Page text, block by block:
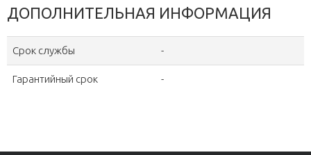
ДОПОЛНИТЕЛЬНАЯ ИНФОРМАЦИЯ
Срок службы -
Гарантийный срок -